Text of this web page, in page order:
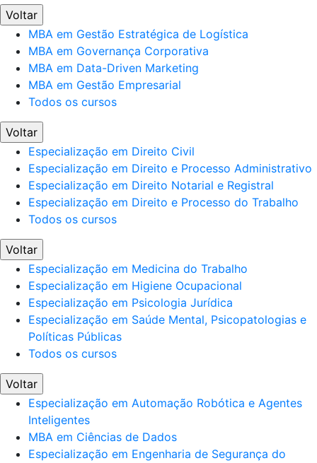
Voltar
MBA em Gestão Estratégica de Logística
MBA em Governança Corporativa
MBA em Data-Driven Marketing
MBA em Gestão Empresarial
Todos os cursos
Voltar
Especialização em Direito Civil
Especialização em Direito e Processo Administrativo
Especialização em Direito Notarial e Registral
Especialização em Direito e Processo do Trabalho
Todos os cursos
Voltar
Especialização em Medicina do Trabalho
Especialização em Higiene Ocupacional
Especialização em Psicologia Jurídica
Especialização em Saúde Mental, Psicopatologias e
Políticas Públicas
Todos os cursos
Voltar
Especialização em Automação Robótica e Agentes
Inteligentes
MBA em Ciências de Dados
Especialização em Engenharia de Segurança do